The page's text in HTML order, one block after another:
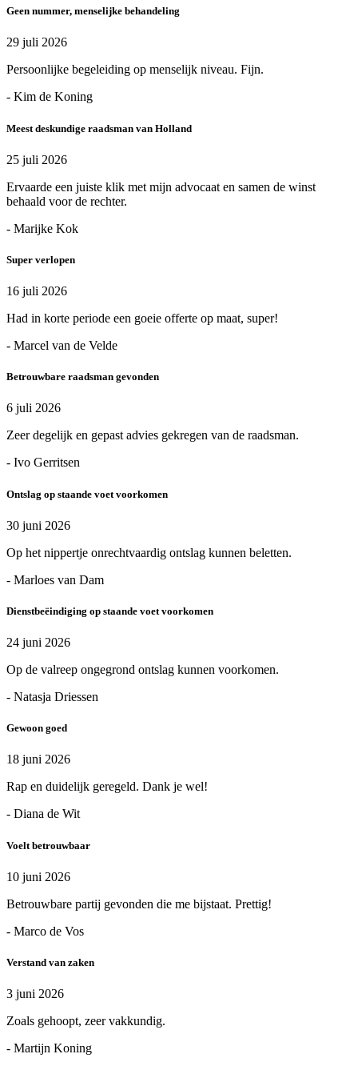
Geen nummer, menselijke behandeling
29 juli 2026
Persoonlijke begeleiding op menselijk niveau. Fijn.
- Kim de Koning
Meest deskundige raadsman van Holland
25 juli 2026
Ervaarde een juiste klik met mijn advocaat en samen de winst
behaald voor de rechter.
- Marijke Kok
Super verlopen
16 juli 2026
Had in korte periode een goeie offerte op maat, super!
- Marcel van de Velde
Betrouwbare raadsman gevonden
6 juli 2026
Zeer degelijk en gepast advies gekregen van de raadsman.
- Ivo Gerritsen
Ontslag op staande voet voorkomen
30 juni 2026
Op het nippertje onrechtvaardig ontslag kunnen beletten.
- Marloes van Dam
Dienstbeëindiging op staande voet voorkomen
24 juni 2026
Op de valreep ongegrond ontslag kunnen voorkomen.
- Natasja Driessen
Gewoon goed
18 juni 2026
Rap en duidelijk geregeld. Dank je wel!
- Diana de Wit
Voelt betrouwbaar
10 juni 2026
Betrouwbare partij gevonden die me bijstaat. Prettig!
- Marco de Vos
Verstand van zaken
3 juni 2026
Zoals gehoopt, zeer vakkundig.
- Martijn Koning